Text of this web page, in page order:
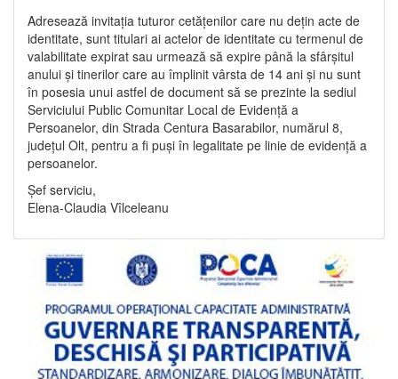
Adresează invitația tuturor cetățenilor care nu dețin acte de
identitate, sunt titulari ai actelor de identitate cu termenul de
valabilitate expirat sau urmează să expire până la sfârșitul
anului și tinerilor care au împlinit vârsta de 14 ani și nu sunt
în posesia unui astfel de document să se prezinte la sediul
Serviciului Public Comunitar Local de Evidență a
Persoanelor, din Strada Centura Basarabilor, numărul 8,
județul Olt, pentru a fi puși în legalitate pe linie de evidență a
persoanelor.
Șef serviciu,
Elena-Claudia Vîlceleanu